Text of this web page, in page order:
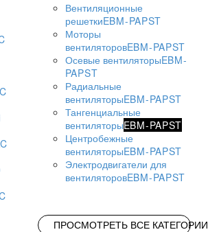
Вентиляционные
решеткиEBM-PAPST
Моторы
вентиляторовEBM-PAPST
Осевые вентиляторыEBM-
PAPST
Радиальные
вентиляторыEBM-PAPST
Тангенциальные
вентиляторыEBM-PAPST
Центробежные
вентиляторыEBM-PAPST
Электродвигатели для
вентиляторовEBM-PAPST
ПРОСМОТРЕТЬ ВСЕ КАТЕГОРИИ